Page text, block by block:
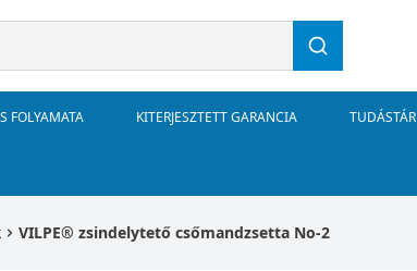
FOLYAMATA KITERJESZTETT GARANCIA TUDÁSTÁR
VILPE® zsindelytető csőmandzsetta No-2